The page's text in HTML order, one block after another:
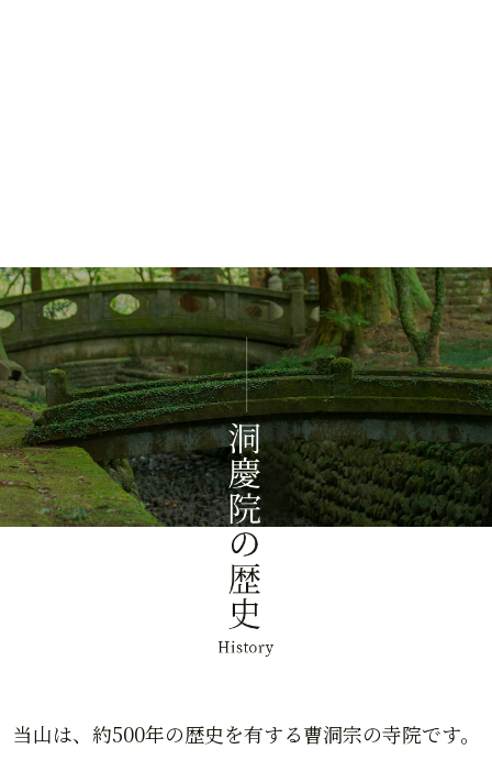
当山は、約500年の歴史を有する曹洞宗の寺院です。